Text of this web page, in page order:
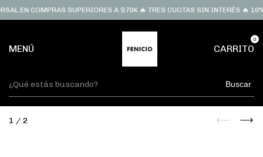
COMPRAS SUPERIORES A $70K 🔥 TRES CUOTAS SIN INTERÉS 🔥 10%
MENÚ CARRITO
0
Buscar
1 / 2